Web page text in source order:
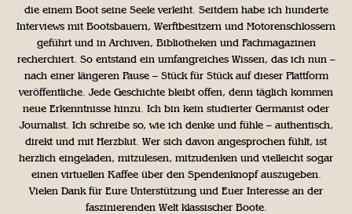
die einem Boot seine Seele verleiht. Seitdem habe ich hunderte
Interviews mit Bootsbauern, Werftbesitzern und Motorenschlossern
geführt und in Archiven, Bibliotheken und Fachmagazinen
recherchiert. So entstand ein umfangreiches Wissen, das ich nun –
nach einer längeren Pause – Stück für Stück auf dieser Plattform
veröffentliche. Jede Geschichte bleibt offen, denn täglich kommen
neue Erkenntnisse hinzu. Ich bin kein studierter Germanist oder
Journalist. Ich schreibe so, wie ich denke und fühle – authentisch,
direkt und mit Herzblut. Wer sich davon angesprochen fühlt, ist
herzlich eingeladen, mitzulesen, mitzudenken und vielleicht sogar
einen virtuellen Kaffee über den Spendenknopf auszugeben.
Vielen Dank für Eure Unterstützung und Euer Interesse an der
faszinierenden Welt klassischer Boote.